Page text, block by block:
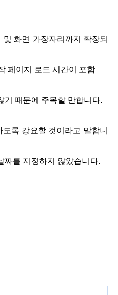
화면 가장자리까지 확장되
페이지 로드 시간이 포함
기 때문에 주목할 만합니다.
록 강요할 것이라고 말합니
짜를 지정하지 않았습니다.